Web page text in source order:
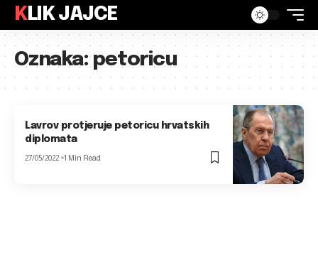
KLIK JAJCE
Oznaka:petoricu
Lavrov protjeruje petoricu hrvatskih
diplomata
27/05/2022 1 Min Read